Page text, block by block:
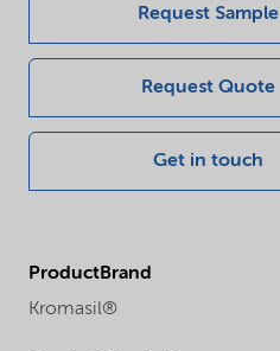
Request Sample
Request Quote
Get in touch
ProductBrand
Kromasil®